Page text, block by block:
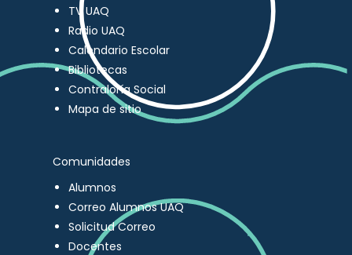
TV UAQ
Radio UAQ
Calendario Escolar
Bibliotecas
Contraloría Social
Mapa de sitio
Comunidades
Alumnos
Correo Alumnos UAQ
Solicitud Correo
Docentes